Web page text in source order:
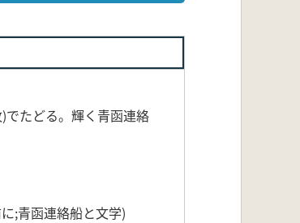
でたどる。輝く青函連絡
;青函連絡船と文学)